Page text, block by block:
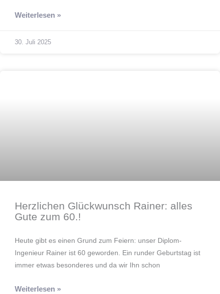
Weiterlesen »
30. Juli 2025
Herzlichen Glückwunsch Rainer: alles
Gute zum 60.!
Heute gibt es einen Grund zum Feiern: unser Diplom-
Ingenieur Rainer ist 60 geworden. Ein runder Geburtstag ist
immer etwas besonderes und da wir Ihn schon
Weiterlesen »